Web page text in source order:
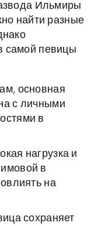
Ильмиры
найти разные
самой певицы
основная
с личными
в
нагрузка и
в
на
сохраняет